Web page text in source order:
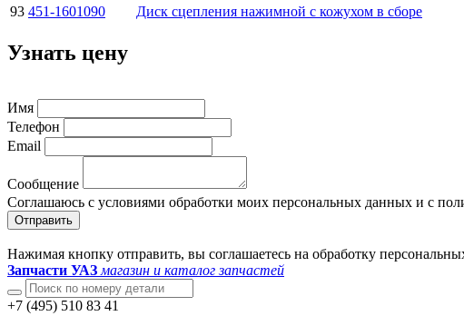
93 451-1601090 Диск сцепления нажимной с кожухом в сборе
Узнать цену
Имя
Телефон
Email
Сообщение
Соглашаюсь с условиями обработки моих персональных данных и с
Отправить
Нажимая кнопку отправить, вы соглашаетесь на обработку
Запчасти УАЗ магазин и каталог запчастей
+7 (495) 510 83 41